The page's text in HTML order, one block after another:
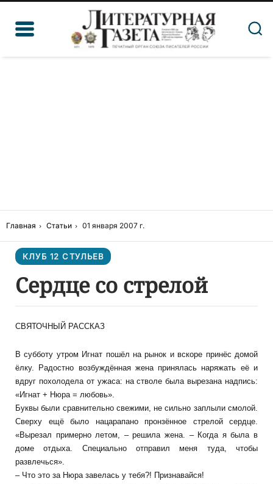
Главная Статьи 01 января 2007 г.
КЛУБ 12 СТУЛЬЕВ
Сердце со стрелой
СВЯТОЧНЫЙ РАССКАЗ
В субботу утром Игнат пошёл на рынок и вскоре принёс домой
ёлку. Радостно возбуждённая жена принялась наряжать её и
вдруг похолодела от ужаса: на стволе была вырезана надпись:
«Игнат + Нюра = любовь».
Буквы были сравнительно свежими, не сильно заплыли смолой.
Сверху ещё было нацарапано пронзённое стрелой сердце.
«Вырезал примерно летом, – решила жена. – Когда я была в
доме отдыха. Специально отправил меня туда, чтобы
развлечься».
– Что это за Нюра завелась у тебя?! Признавайся!